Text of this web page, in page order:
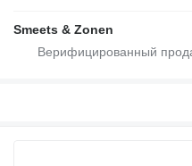
Smeets & Zonen